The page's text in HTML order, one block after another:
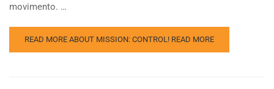
movimento. …
READ MORE ABOUT MISSION: CONTROL! READ MORE